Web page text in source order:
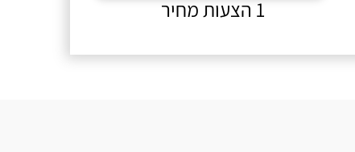
1 הצעות מחיר